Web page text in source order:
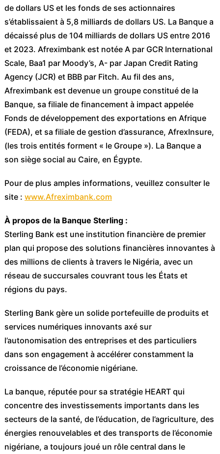
de dollars US et les fonds de ses actionnaires
s’établissaient à 5,8 milliards de dollars US. La Banque a
décaissé plus de 104 milliards de dollars US entre 2016
et 2023. Afreximbank est notée A par GCR International
Scale, Baa1 par Moody’s, A- par Japan Credit Rating
Agency (JCR) et BBB par Fitch. Au fil des ans,
Afreximbank est devenue un groupe constitué de la
Banque, sa filiale de financement à impact appelée
Fonds de développement des exportations en Afrique
(FEDA), et sa filiale de gestion d’assurance, AfrexInsure,
(les trois entités forment « le Groupe »). La Banque a
son siège social au Caire, en Égypte.
Pour de plus amples informations, veuillez consulter le
site : www.Afreximbank.com
À propos de la Banque Sterling :
Sterling Bank est une institution financière de premier
plan qui propose des solutions financières innovantes à
des millions de clients à travers le Nigéria, avec un
réseau de succursales couvrant tous les États et
régions du pays.
Sterling Bank gère un solide portefeuille de produits et
services numériques innovants axé sur
l’autonomisation des entreprises et des particuliers
dans son engagement à accélérer constamment la
croissance de l’économie nigériane.
La banque, réputée pour sa stratégie HEART qui
concentre des investissements importants dans les
secteurs de la santé, de l’éducation, de l’agriculture, des
énergies renouvelables et des transports de l’économie
nigériane, a toujours joué un rôle central dans le